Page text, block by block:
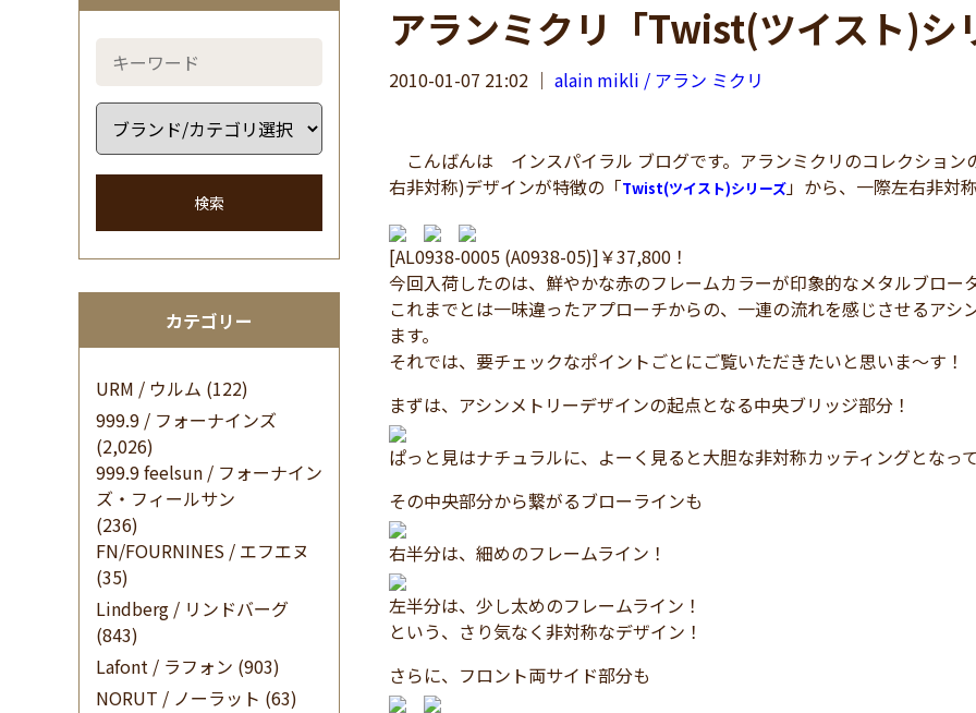
検索
カテゴリー
URM / ウルム (122)
999.9 / フォーナインズ
(2,026)
999.9 feelsun / フォーナイン
ズ・フィールサン
(236)
FN/FOURNINES / エフエヌ
(35)
Lindberg / リンドバーグ
(843)
Lafont / ラフォン (903)
NORUT / ノーラット (63)
アランミクリ「Twist(ツイスト)
2010-01-07 21:02 ｜ alain mikli / アラン ミクリ
こんばんは インスパイラル ブログです。アランミクリのコレクション
右非対称)デザインが特徴の「Twist(ツイスト)シリーズ」から、一際左右非対
[AL0938-0005 (A0938-05)]￥37,800！
今回入荷したのは、鮮やかな赤のフレームカラーが印象的なメタルブロー
これまでとは一味違ったアプローチからの、一連の流れを感じさせるア
ます。
それでは、要チェックなポイントごとにご覧いただきたいと思いま～す！
まずは、アシンメトリーデザインの起点となる中央ブリッジ部分！
ぱっと見はナチュラルに、よーく見ると大胆な非対称カッティングとなっ
その中央部分から繋がるブローラインも
右半分は、細めのフレームライン！
左半分は、少し太めのフレームライン！
という、さり気なく非対称なデザイン！
さらに、フロント両サイド部分も